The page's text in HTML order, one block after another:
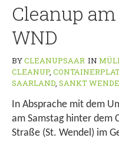
Cleanup
WND
BYCLEANUPSAAR IN
CLEANUP,
SAARLAND, SANKT
In Absprache mit dem
am Samstag hinter dem
Straße (St. Wendel) im